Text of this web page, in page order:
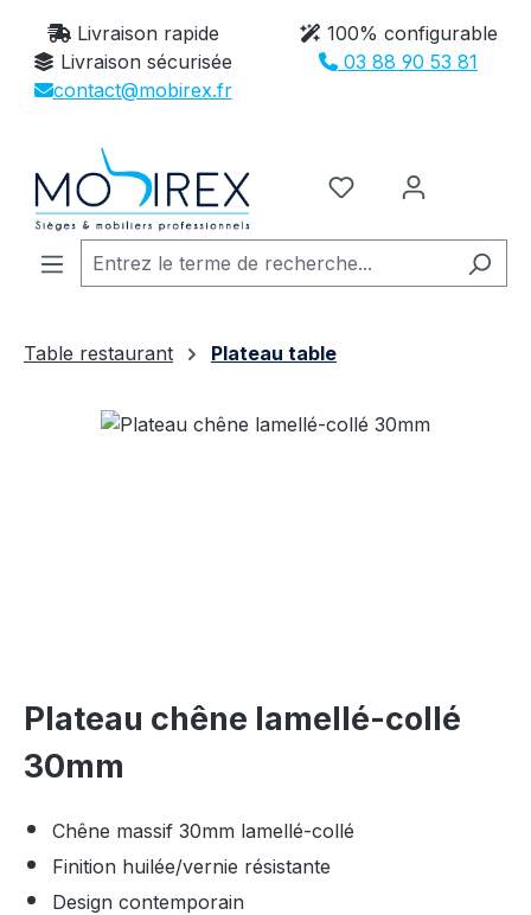
Passer au contenu principal
Livraison rapide
100% configurable
Livraison sécurisée
03 88 90 53 81
contact@mobirex.fr
Vous avez 0
Table restaurant
Plateau table
Plateau chêne lamellé-collé
30mm
Chêne massif 30mm lamellé-collé
Finition huilée/vernie résistante
Design contemporain